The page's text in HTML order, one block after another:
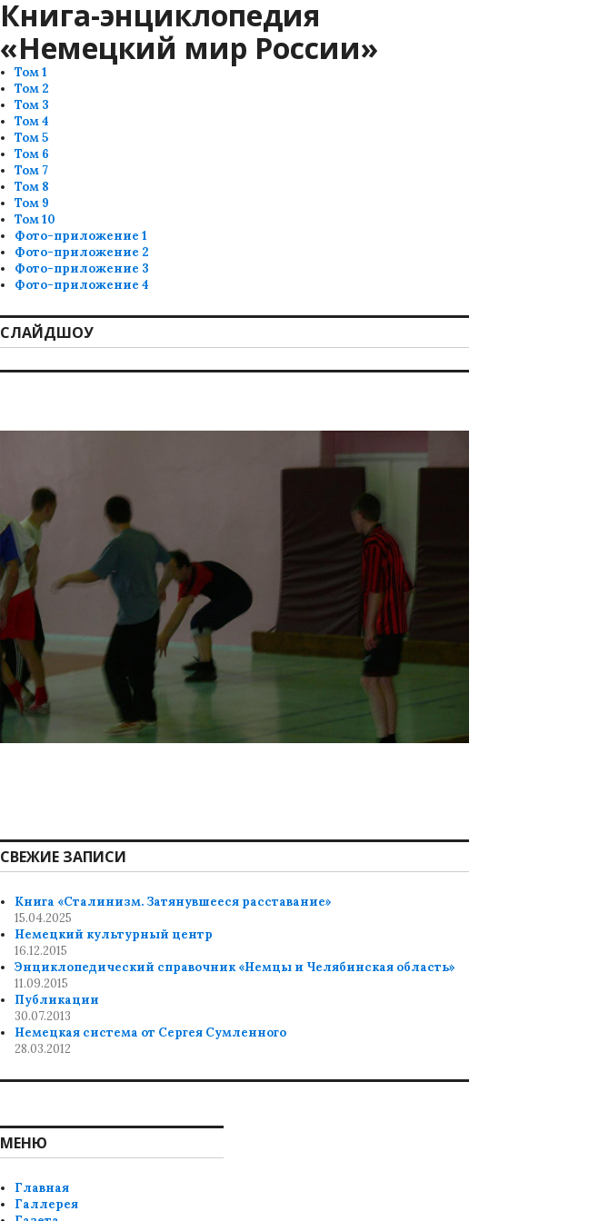
Книга-энциклопедия
«Немецкий мир России»
Том 1
Том 2
Том 3
Том 4
Том 5
Том 6
Том 7
Том 8
Том 9
Том 10
Фото-приложение 1
Фото-приложение 2
Фото-приложение 3
Фото-приложение 4
СЛАЙДШОУ
СВЕЖИЕ ЗАПИСИ
Книга «Сталинизм. Затянувшееся расставание»
15.04.2025
Немецкий культурный центр
16.12.2015
Энциклопедический справочник «Немцы и Челябинская область»
11.09.2015
Публикации
30.07.2013
Немецкая система от Сергея Сумленного
28.03.2012
МЕНЮ
Главная
Галлерея